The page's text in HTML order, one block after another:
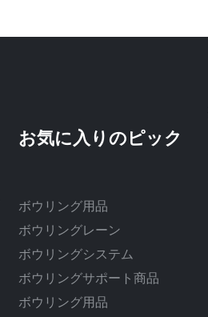
ボウリング用品
ボウリングレーン
ボウリングシステム
ボウリングサポート商品
ボウリング用品